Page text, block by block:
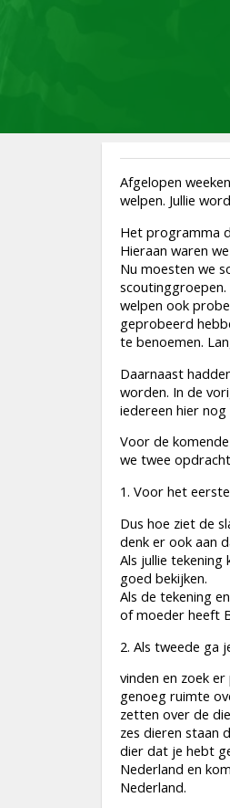
Afgelopen
welpen. Jullie
Het programma
Hieraan waren
Nu moesten we
scoutinggroepen.
welpen ook
geprobeerd
te benoemen.
Daarnaast
worden. In de
iedereen hier
Voor de
we twee
1. Voor het
Dus hoe ziet de
denk er ook aan
Als jullie tekening
goed bekijken.
Als de tekening
of moeder heeft
2. Als tweede ga
vinden en zoek
genoeg ruimte
zetten over de
zes dieren staan
dier dat je hebt
Nederland en
Nederland.